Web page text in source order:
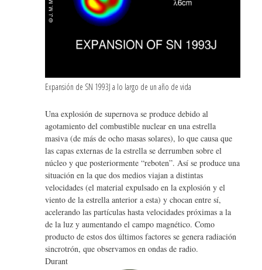
Expansión de SN 1993J a lo largo de un año de vida
Una explosión de supernova se produce debido al
agotamiento del combustible nuclear en una estrella
masiva (de más de ocho masas solares), lo que causa que
las capas externas de la estrella se derrumben sobre el
núcleo y que posteriormente “reboten”. Así se produce una
situación en la que dos medios viajan a distintas
velocidades (el material expulsado en la explosión y el
viento de la estrella anterior a esta) y chocan entre sí,
acelerando las partículas hasta velocidades próximas a la
de la luz y aumentando el campo magnético. Como
producto de estos dos últimos factores se genera radiación
sincrotrón, que observamos en ondas de radio.
Durant